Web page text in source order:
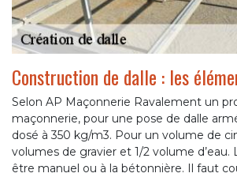
Construction de dalle : les
Selon AP Maçonnerie Ravalement un
maçonnerie, pour une pose de dalle
dosé à 350 kg/m3. Pour un volume de
volumes de gravier et 1/2 volume
être manuel ou à la bétonnière. Il faut